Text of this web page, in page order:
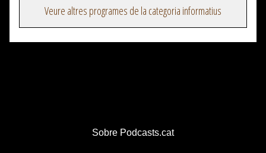
Veure altres programes de la categoria informatius
Sobre Podcasts.cat